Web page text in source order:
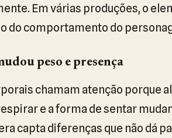
Em várias produções, o
do comportamento do
peso e presença
chamam atenção porque
e a forma de sentar
capta diferenças que não dá